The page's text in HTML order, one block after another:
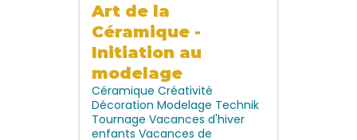
Art de la
Céramique -
Initiation au
modelage
Céramique Créativité
Décoration Modelage Technik
Tournage Vacances d'hiver
enfants Vacances de